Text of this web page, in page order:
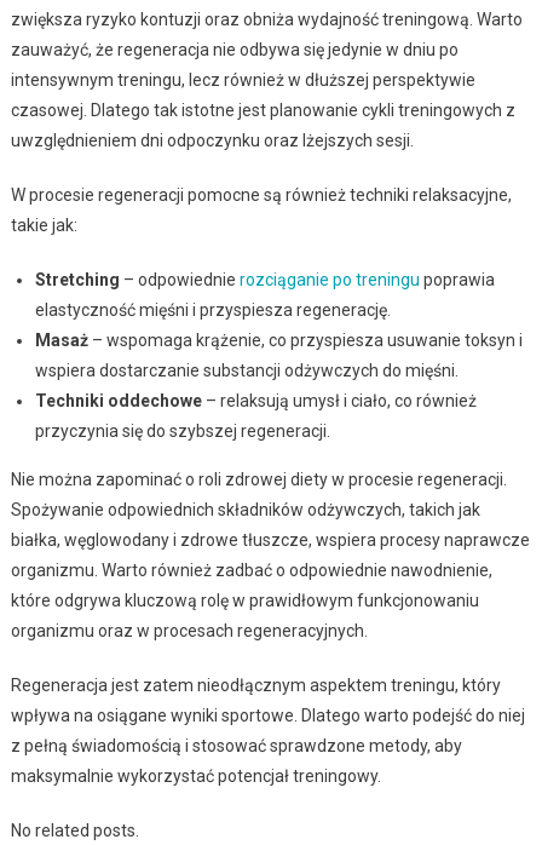
zwiększa ryzyko kontuzji oraz obniża wydajność treningową. Warto
zauważyć, że regeneracja nie odbywa się jedynie w dniu po
intensywnym treningu, lecz również w dłuższej perspektywie
czasowej. Dlatego tak istotne jest planowanie cykli treningowych z
uwzględnieniem dni odpoczynku oraz lżejszych sesji.
W procesie regeneracji pomocne są również techniki relaksacyjne,
takie jak:
Stretching – odpowiednie rozciąganie po treningu poprawia
elastyczność mięśni i przyspiesza regenerację.
Masaż– wspomaga krążenie, co przyspiesza usuwanie toksyn i
wspiera dostarczanie substancji odżywczych do mięśni.
Techniki oddechowe– relaksują umysł i ciało, co również
przyczynia się do szybszej regeneracji.
Nie można zapominać o roli zdrowej diety w procesie regeneracji.
Spożywanie odpowiednich składników odżywczych, takich jak
białka, węglowodany i zdrowe tłuszcze, wspiera procesy naprawcze
organizmu. Warto również zadbać o odpowiednie nawodnienie,
które odgrywa kluczową rolę w prawidłowym funkcjonowaniu
organizmu oraz w procesach regeneracyjnych.
Regeneracja jest zatem nieodłącznym aspektem treningu, który
wpływa na osiągane wyniki sportowe. Dlatego warto podejść do niej
z pełną świadomością i stosować sprawdzone metody, aby
maksymalnie wykorzystać potencjał treningowy.
No related posts.